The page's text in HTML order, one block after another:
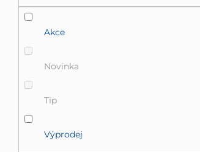
Akce
Novinka
Tip
Výprodej